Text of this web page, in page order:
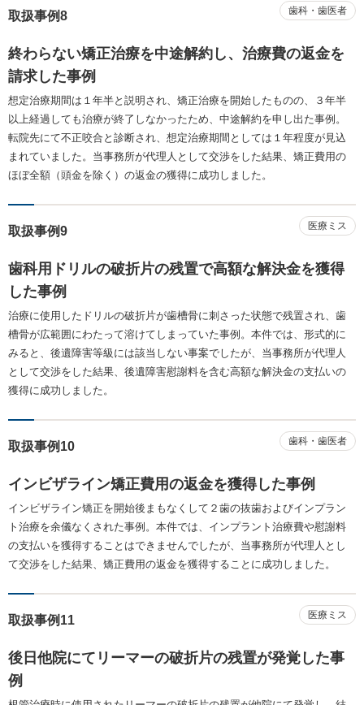
取扱事例8 歯科・歯医者
終わらない矯正治療を中途解約し、治療費の返金を
請求した事例
想定治療期間は１年半と説明され、矯正治療を開始したものの、３年半
以上経過しても治療が終了しなかったため、中途解約を申し出た事例。
転院先にて不正咬合と診断され、想定治療期間としては１年程度が見込
まれていました。当事務所が代理人として交渉をした結果、矯正費用の
ほぼ全額（頭金を除く）の返金の獲得に成功しました。
取扱事例9 医療ミス
歯科用ドリルの破折片の残置で高額な解決金を獲得
した事例
治療に使用したドリルの破折片が歯槽骨に刺さった状態で残置され、歯
槽骨が広範囲にわたって溶けてしまっていた事例。本件では、形式的に
みると、後遺障害等級には該当しない事案でしたが、当事務所が代理人
として交渉をした結果、後遺障害慰謝料を含む高額な解決金の支払いの
獲得に成功しました。
取扱事例10 歯科・歯医者
インビザライン矯正費用の返金を獲得した事例
インビザライン矯正を開始後まもなくして２歯の抜歯およびインプラン
ト治療を余儀なくされた事例。本件では、インプラント治療費や慰謝料
の支払いを獲得することはできませんでしたが、当事務所が代理人とし
て交渉をした結果、矯正費用の返金を獲得することに成功しました。
取扱事例11 医療ミス
後日他院にてリーマーの破折片の残置が発覚した事
例